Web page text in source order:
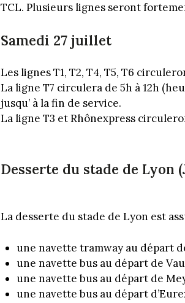
TCL. Plusieurs lignes seront
Samedi 27 juillet
Les lignes T1, T2, T4, T5, T6
La ligne T7 circulera de 5h à 12h
jusqu’ à la fin de service.
La ligne T3 et Rhônexpress
Desserte du stade de Lyon
La desserte du stade de Lyon est
une navette tramway au départ
une navette bus au départ de
une navette bus au départ de
une navette bus au départ